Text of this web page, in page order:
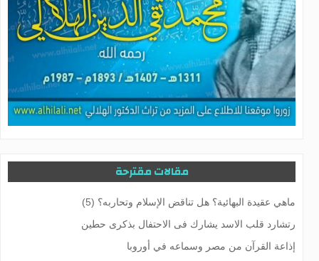
مقالات مقترحة
ماهي عقيدة البهائية؟ هل تناقض الإسلام وتحاربه؟ (5)
رتشارد قلب الاسد یشارك فی الاحتفال بذکری حطین
إذاعة القرآن من مصر وسماعه في أوروبا